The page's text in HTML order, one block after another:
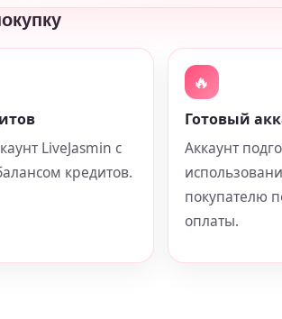
LiveJasmin с
кредитов.
🔥
Готовый
Аккаунт
покупателю
оплаты.